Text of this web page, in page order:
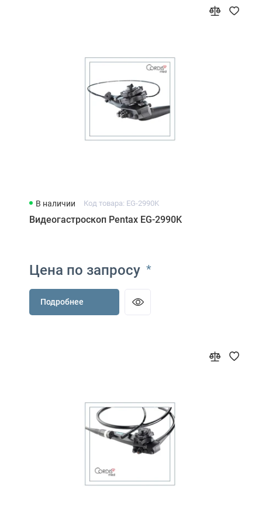
В наличии Код товара: EG-2990K
Видеогастроскоп Pentax EG-2990K
Цена по запросу *
Подробнее